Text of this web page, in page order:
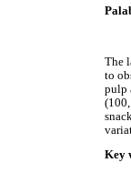
The
to
pulp
Key